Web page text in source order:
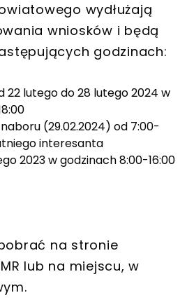
wydłużają
wniosków i będą
godzinach:
22 lutego do 28 lutego 2024 w
(29.02.2024) od 7:00-
interesanta
2023 w godzinach 8:00-16:00
na stronie
lub na miejscu, w